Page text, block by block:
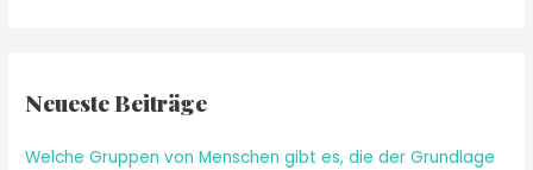
Neueste Beiträge
Welche Gruppen von Menschen gibt es, die der Grundlage